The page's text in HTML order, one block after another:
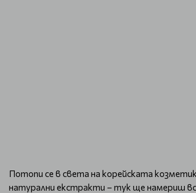
Потопи се в света на корейската
натурални екстракти – тук ще намериш